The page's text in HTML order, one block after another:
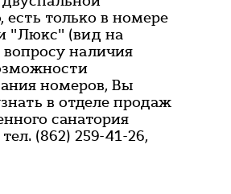
есть только в номере
"Люкс" (вид на
наличия
номеров, Вы
в отделе продаж
санатория
(862) 259-41-26,